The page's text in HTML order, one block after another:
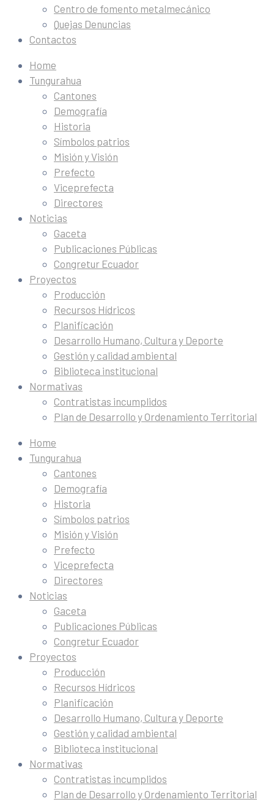
Centro de fomento metalmecánico
Quejas Denuncias
Contactos
Home
Tungurahua
Cantones
Demografía
Historia
Símbolos patrios
Misión y Visión
Prefecto
Viceprefecta
Directores
Noticias
Gaceta
Publicaciones Públicas
Congretur Ecuador
Proyectos
Producción
Recursos Hídricos
Planificación
Desarrollo Humano, Cultura y Deporte
Gestión y calidad ambiental
Biblioteca institucional
Normativas
Contratistas incumplidos
Plan de Desarrollo y Ordenamiento Territorial
Home
Tungurahua
Cantones
Demografía
Historia
Símbolos patrios
Misión y Visión
Prefecto
Viceprefecta
Directores
Noticias
Gaceta
Publicaciones Públicas
Congretur Ecuador
Proyectos
Producción
Recursos Hídricos
Planificación
Desarrollo Humano, Cultura y Deporte
Gestión y calidad ambiental
Biblioteca institucional
Normativas
Contratistas incumplidos
Plan de Desarrollo y Ordenamiento Territorial